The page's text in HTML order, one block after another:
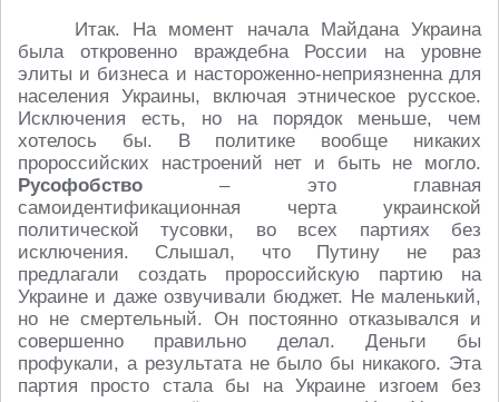
Итак. На момент начала Майдана Украина
была откровенно враждебна России на уровне
элиты и бизнеса и настороженно-неприязненна для
населения Украины, включая этническое русское.
Исключения есть, но на порядок меньше, чем
хотелось бы. В политике вообще никаких
пророссийских настроений нет и быть не могло.
Русофобство – это главная
самоидентификационная черта украинской
политической тусовки, во всех партиях без
исключения. Слышал, что Путину не раз
предлагали создать пророссийскую партию на
Украине и даже озвучивали бюджет. Не маленький,
но не смертельный. Он постоянно отказывался и
совершенно правильно делал. Деньги бы
профукали, а результата не было бы никакого. Эта
партия просто стала бы на Украине изгоем без